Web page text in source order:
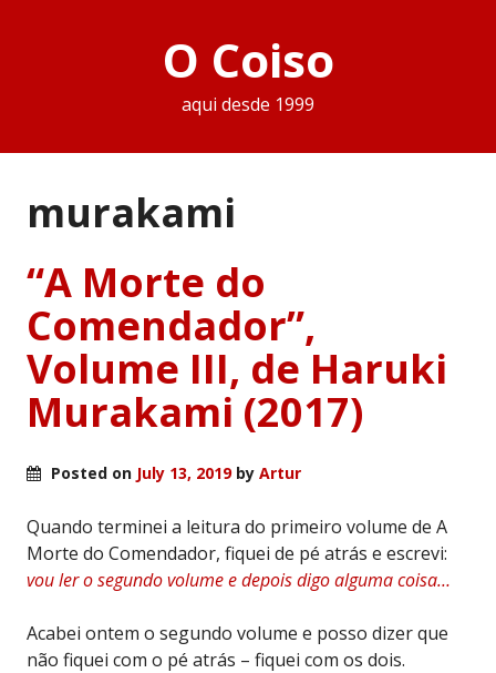
O Coiso
aqui desde 1999
murakami
“A Morte do
Comendador”,
Volume III, de Haruki
Murakami (2017)
Posted on July 13, 2019by Artur
Quando terminei a leitura do primeiro volume de A
Morte do Comendador, fiquei de pé atrás e escrevi:
vou ler o segundo volume e depois digo alguma coisa…
Acabei ontem o segundo volume e posso dizer que
não fiquei com o pé atrás – fiquei com os dois.